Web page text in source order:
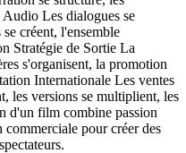
Les dialogues se
créent, l'ensemble
Stratégie de Sortie La
s'organisent, la promotion
Internationale Les ventes
les versions se multiplient, les
d'un film combine passion
pour créer des